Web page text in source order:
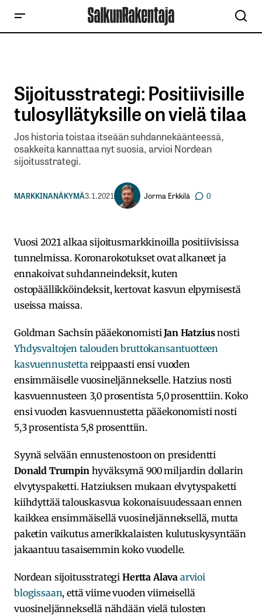
Sijoitusstrategi: Positiivisille
tulosyllätyksille on vielä tilaa
Jos historia toistaa itseään suhdannekäänteessä,
osakkeita kannattaa nyt suosia, arvioi Nordean
sijoitusstrategi.
MARKKINANÄKYMÄ3.1.2021 Jorma Erkkilä 0
Vuosi 2021 alkaa sijoitusmarkkinoilla positiivisissa
tunnelmissa. Koronarokotukset ovat alkaneet ja
ennakoivat suhdanneindeksit, kuten
ostopäällikköindeksit, kertovat kasvun elpymisestä
useissa maissa.
Goldman Sachsin pääekonomistiJan Hatziusnosti
Yhdysvaltojen talouden bruttokansantuotteen
kasvuennustetta reippaasti ensi vuoden
ensimmäiselle vuosineljännekselle. Hatzius nosti
kasvuennusteen 3,0 prosentista 5,0 prosenttiin. Koko
ensi vuoden kasvuennustetta pääekonomisti nosti
5,3 prosentista 5,8 prosenttiin.
Syynä selvään ennustenostoon on presidentti
Donald Trumpin hyväksymä 900 miljardin dollarin
elvytyspaketti. Hatziuksen mukaan elvytyspaketti
kiihdyttää talouskasvua kokonaisuudessaan ennen
kaikkea ensimmäisellä vuosineljänneksellä, mutta
paketin vaikutus amerikkalaisten kulutuskysyntään
jakaantuu tasaisemmin koko vuodelle.
Nordean sijoitusstrategi Hertta Alava arvioi
blogissaan, että viime vuoden viimeisellä
vuosineljänneksellä nähdään vielä tulosten